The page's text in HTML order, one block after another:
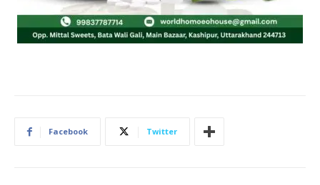
Facebook Twitter